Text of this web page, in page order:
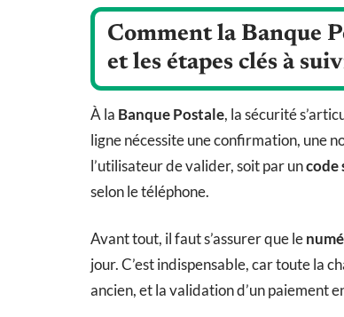
Comment la Banque
et les étapes clés à
À la Banque Postale, la sécurité
ligne nécessite une confirmation, une
l’utilisateur de valider, soit par uncode
selon le téléphone.
Avant tout, il faut s’assurer que le
jour. C’est indispensable, car toute la
ancien, et la validation d’un paiement